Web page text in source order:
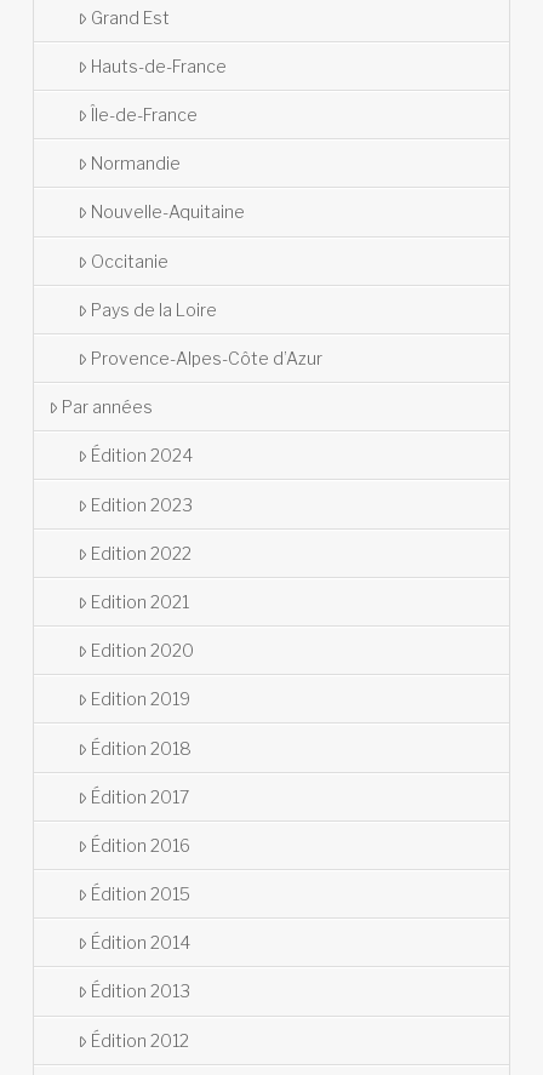
Grand Est
Hauts-de-France
Île-de-France
Normandie
Nouvelle-Aquitaine
Occitanie
Pays de la Loire
Provence-Alpes-Côte d’Azur
Par années
Édition 2024
Edition 2023
Edition 2022
Edition 2021
Edition 2020
Edition 2019
Édition 2018
Édition 2017
Édition 2016
Édition 2015
Édition 2014
Édition 2013
Édition 2012